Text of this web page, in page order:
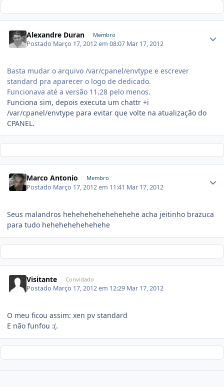
Alexandre Duran Membro
Postado Março 17, 2012 em 08:07 Mar 17, 2012
Basta mudar o arquivo /var/cpanel/envtype e escrever
standard pra aparecer o logo de dedicado.
Funcionava até a versão 11.28 pelo menos.
Funciona sim, depois executa um chattr +i
/var/cpanel/envtype para evitar que volte na atualização do
CPANEL.
Marco Antonio Membro
Postado Março 17, 2012 em 11:41 Mar 17, 2012
Seus malandros hehehehehehehehehe acha jeitinho brazuca
para tudo hehehehehehehehe
Visitante Convidado
Postado Março 17, 2012 em 12:29 Mar 17, 2012
O meu ficou assim: xen pv standard
E não funfou :(.